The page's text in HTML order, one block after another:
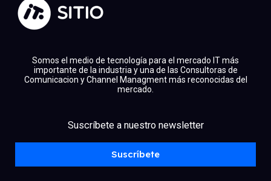
Somos el medio de tecnología para el mercado IT más
importante de la industria y una de las Consultoras de
Comunicacion y Channel Managment más reconocidas del
mercado.
Suscríbete a nuestro newsletter
Suscríbete
linkedinyoutubeinstagram
spotify